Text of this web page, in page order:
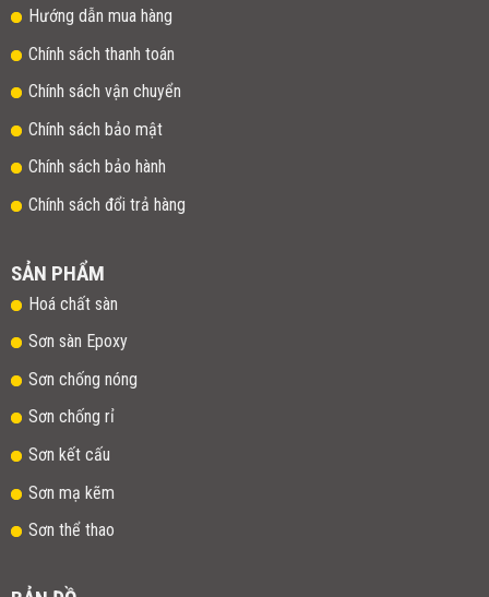
Hướng dẫn mua hàng
Chính sách thanh toán
Chính sách vận chuyển
Chính sách bảo mật
Chính sách bảo hành
Chính sách đổi trả hàng
SẢN PHẨM
Hoá chất sàn
Sơn sàn Epoxy
Sơn chống nóng
Sơn chống rỉ
Sơn kết cấu
Sơn mạ kẽm
Sơn thể thao